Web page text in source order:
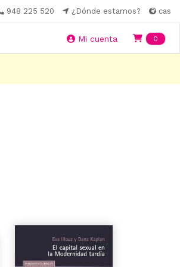
948 225 520 ¿Dónde estamos? cas
Mi cuenta 0